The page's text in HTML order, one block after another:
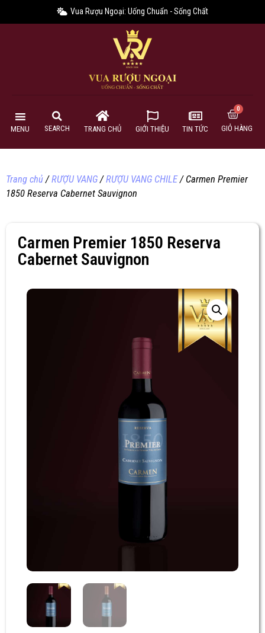
Vua Rượu Ngoại: Uống Chuẩn - Sống Chất
MENU SEARCH TRANG CHỦ GIỚI THIỆU TIN TỨC GIỎ HÀNG
Trang chủ/RƯỢU VANG/RƯỢU VANG CHILE/ Carmen Premier
1850 Reserva Cabernet Sauvignon
Carmen Premier 1850 Reserva
Cabernet Sauvignon